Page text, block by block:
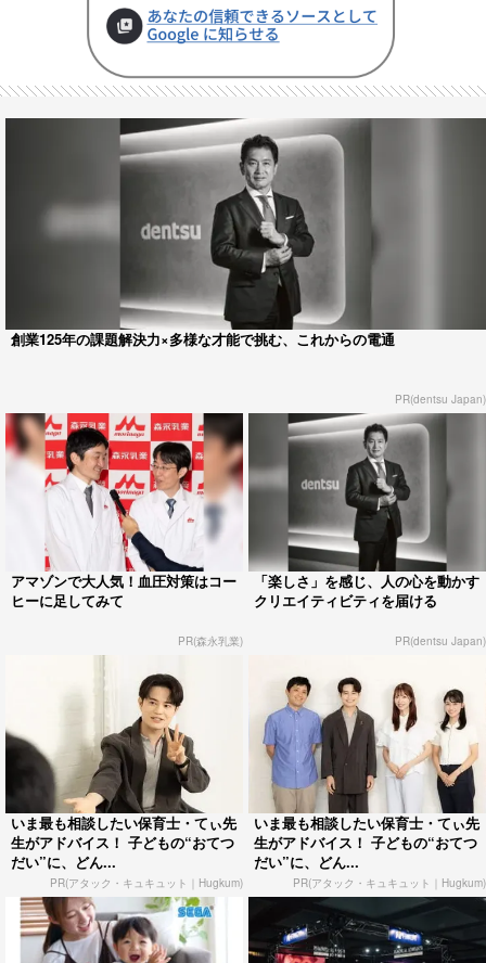
創業125年の課題解決力×多様な才能で挑む、これからの電通
PR(dentsu Japan)
アマゾンで大人気！血圧対策はコー
ヒーに足してみて
PR(森永乳業)
「楽しさ」を感じ、人の心を動かす
クリエイティビティを届ける
PR(dentsu Japan)
いま最も相談したい保育士・てぃ先
生がアドバイス！ 子どもの“おてつ
だい”に、どん...
PR(アタック・キュキュット｜Hugkum)
いま最も相談したい保育士・てぃ先
生がアドバイス！ 子どもの“おてつ
だい”に、どん...
PR(アタック・キュキュット｜Hugkum)